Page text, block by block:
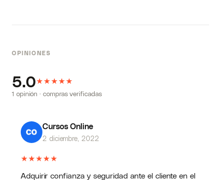
OPINIONES
5.0★★★★★
1 opinión · compras verificadas
Cursos Online
2 diciembre, 2022
★★★★★
Adquirir confianza y seguridad ante el cliente en el